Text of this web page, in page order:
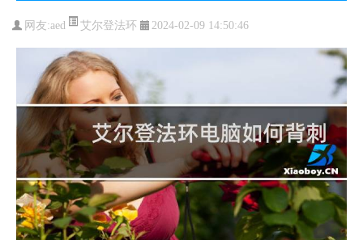
网友:aed 艾尔登法环 2024-02-09 14:50:46